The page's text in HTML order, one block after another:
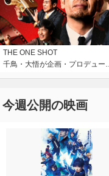
THE ONE SHOT
千鳥・大悟が企画・プロデュー…
今週公開の映画